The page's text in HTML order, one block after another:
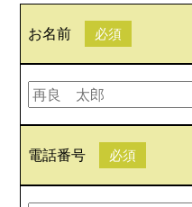
お名前 必須
電話番号 必須